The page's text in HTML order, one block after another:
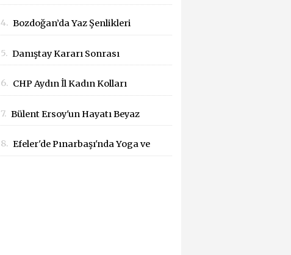
Düzenlemesi
4. Bozdoğan’da Yaz Şenlikleri
Eğlenceyle Buluşacak
5. Danıştay Kararı Sonrası
Kararlarına Uyun" Çağrısı
6. CHP Aydın İl Kadın Kolları
7. Bülent Ersoy'un Hayatı Beyaz
8. Efeler'de Pınarbaşı'nda Yoga ve